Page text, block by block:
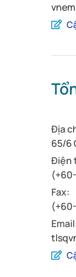
Địa
65/6
Điện
Fax: